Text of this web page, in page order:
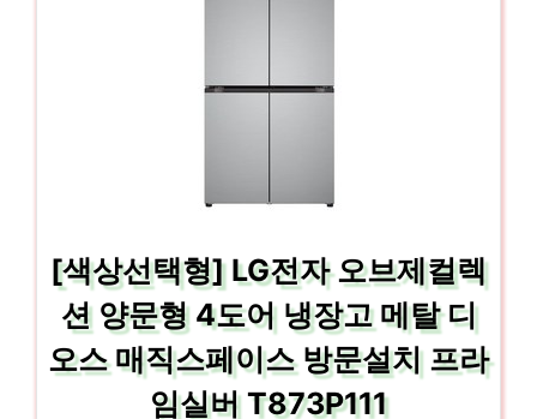
[색상선택형] LG전자 오브제컬렉
션 양문형 4도어 냉장고 메탈 디
오스 매직스페이스 방문설치 프라
임실버 T873P111